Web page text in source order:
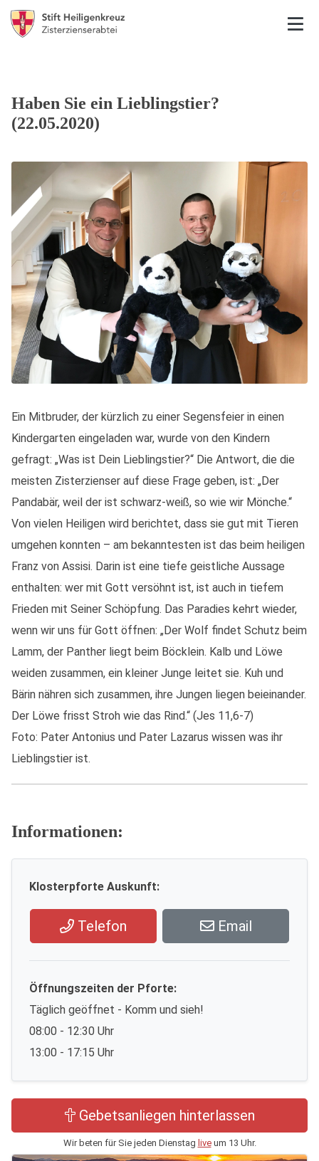
Haben Sie ein Lieblingstier?
(22.05.2020)
Ein Mitbruder, der kürzlich zu einer Segensfeier in einen
Kindergarten eingeladen war, wurde von den Kindern
gefragt: „Was ist Dein Lieblingstier?“ Die Antwort, die die
meisten Zisterzienser auf diese Frage geben, ist: „Der
Pandabär, weil der ist schwarz-weiß, so wie wir Mönche.“
Von vielen Heiligen wird berichtet, dass sie gut mit Tieren
umgehen konnten – am bekanntesten ist das beim heiligen
Franz von Assisi. Darin ist eine tiefe geistliche Aussage
enthalten: wer mit Gott versöhnt ist, ist auch in tiefem
Frieden mit Seiner Schöpfung. Das Paradies kehrt wieder,
wenn wir uns für Gott öffnen: „Der Wolf findet Schutz beim
Lamm, der Panther liegt beim Böcklein. Kalb und Löwe
weiden zusammen, ein kleiner Junge leitet sie. Kuh und
Bärin nähren sich zusammen, ihre Jungen liegen beieinander.
Der Löwe frisst Stroh wie das Rind.“ (Jes 11,6-7)
Foto: Pater Antonius und Pater Lazarus wissen was ihr
Lieblingstier ist.
Informationen:
Klosterpforte Auskunft:
Telefon Email
Öffnungszeiten der Pforte:
Täglich geöffnet - Komm und sieh!
08:00 - 12:30 Uhr
13:00 - 17:15 Uhr
Gebetsanliegen hinterlassen
Wir beten für Sie jeden Dienstag liveum 13 Uhr.